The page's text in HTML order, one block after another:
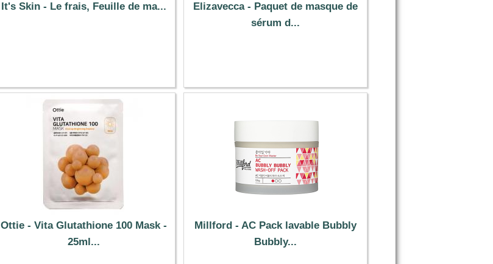
It's Skin - Le frais, Feuille de ma...
Elizavecca - Paquet de masque de
sérum d...
Ottie - Vita Glutathione 100 Mask -
25ml...
Millford - AC Pack lavable Bubbly
Bubbly...